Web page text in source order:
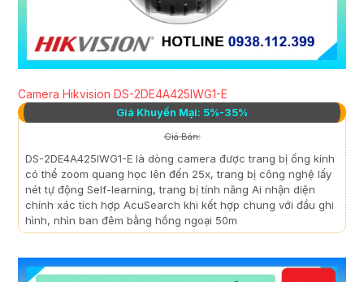
Camera Hikvision DS-2DE4A425IWG1-E
Giá Khuyến Mại: 5%-35%
Giá Bán:
DS-2DE4A425IWG1-E là dòng camera được trang bị ống kính
có thể zoom quang học lên đến 25x, trang bị công nghệ lấy
nét tự động Self-learning, trang bị tính năng Ai nhận diện
chính xác tích hợp AcuSearch khi kết hợp chung với đầu ghi
hình, nhìn ban đêm bằng hồng ngoại 50m